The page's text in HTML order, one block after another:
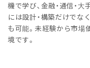
機で学び、金融・通信・
には設計・構築だけでな
も可能。未経験から市
境です。